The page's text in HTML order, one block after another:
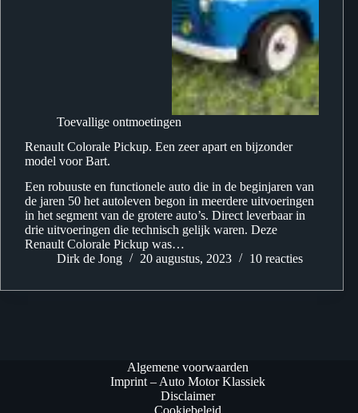
Toevallige ontmoetingen
Renault Colorale Pickup. Een zeer apart en bijzonder
model voor Bart.
Een robuuste en functionele auto die in de beginjaren van
de jaren 50 het autoleven begon in meerdere uitvoeringen
in het segment van de grotere auto’s. Direct leverbaar in
drie uitvoeringen die technisch gelijk waren. Deze
Renault Colorale Pickup was…
Dirk de Jong
20 augustus, 2023 10 reacties
Algemene voorwaarden
Imprint – Auto Motor Klassiek
Disclaimer
Cookiebeleid